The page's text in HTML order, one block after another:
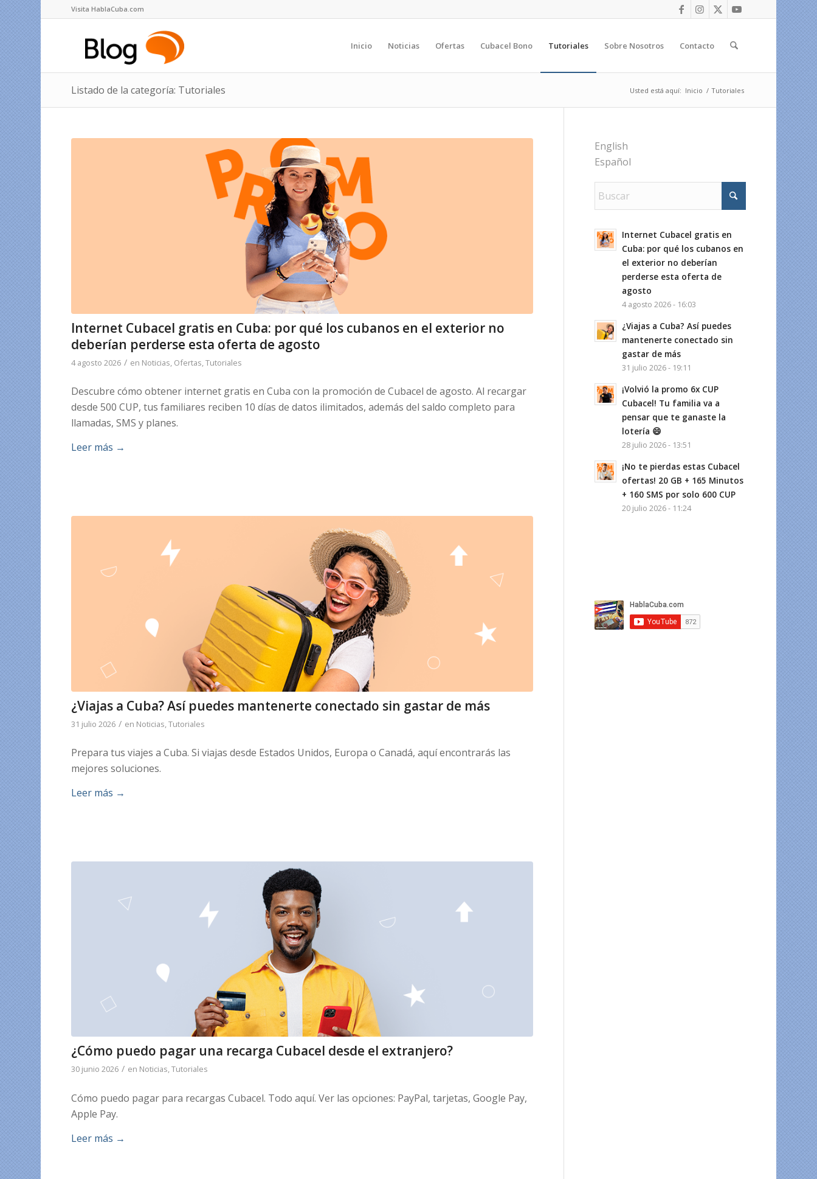
Visita HablaCuba.com
Inicio Noticias Ofertas Cubacel Bono Tutoriales Sobre Nosotros Contacto
Listado de la categoría: Tutoriales Usted está aquí: Inicio / Tutoriales
Internet Cubacel gratis en Cuba: por qué los cubanos en el exterior no
deberían perderse esta oferta de agosto
4 agosto 2026 / en Noticias, Ofertas,Tutoriales
Descubre cómo obtener internet gratis en Cuba con la promoción de Cubacel de agosto. Al recargar
desde 500 CUP, tus familiares reciben 10 días de datos ilimitados, además del saldo completo para
llamadas, SMS y planes.
Leer más →
¿Viajas a Cuba? Así puedes mantenerte conectado sin gastar de más
31 julio 2026 / en Noticias ,Tutoriales
Prepara tus viajes a Cuba. Si viajas desde Estados Unidos, Europa o Canadá, aquí encontrarás las
mejores soluciones.
Leer más →
¿Cómo puedo pagar una recarga Cubacel desde el extranjero?
30 junio 2026 / en Noticias,Tutoriales
Cómo puedo pagar para recargas Cubacel. Todo aquí. Ver las opciones: PayPal, tarjetas, Google Pay,
Apple Pay.
Leer más →
English
Español
Internet Cubacel gratis en
Cuba: por qué los cubanos en
el exterior no deberían
perderse esta oferta de
agosto
4 agosto 2026 - 16:03
¿Viajas a Cuba? Así puedes
mantenerte conectado sin
gastar de más
31 julio 2026 - 19:11
¡Volvió la promo 6x CUP
Cubacel! Tu familia va a
pensar que te ganaste la
lotería 😄
28 julio 2026 - 13:51
¡No te pierdas estas Cubacel
ofertas! 20 GB + 165 Minutos
+ 160 SMS por solo 600 CUP
20 julio 2026 - 11:24